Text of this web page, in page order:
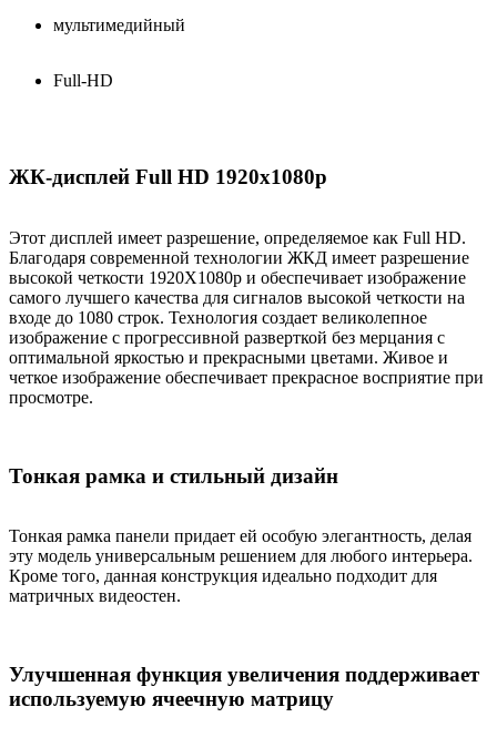
мультимедийный
Full-HD
ЖК-дисплей Full HD 1920x1080р
Этот дисплей имеет разрешение, определяемое как Full HD.
Благодаря современной технологии ЖКД имеет разрешение
высокой четкости 1920Х1080р и обеспечивает изображение
самого лучшего качества для сигналов высокой четкости на
входе до 1080 строк. Технология создает великолепное
изображение с прогрессивной разверткой без мерцания с
оптимальной яркостью и прекрасными цветами. Живое и
четкое изображение обеспечивает прекрасное восприятие при
просмотре.
Тонкая рамка и стильный дизайн
Тонкая рамка панели придает ей особую элегантность, делая
эту модель универсальным решением для любого интерьера.
Кроме того, данная конструкция идеально подходит для
матричных видеостен.
Улучшенная функция увеличения поддерживает
используемую ячеечную матрицу